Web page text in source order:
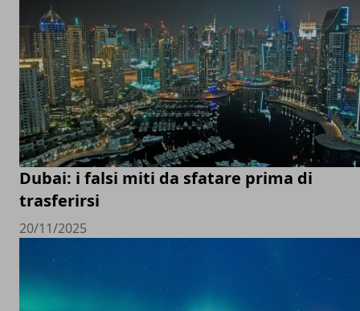
Dubai: i falsi miti da sfatare prima di
trasferirsi
20/11/2025